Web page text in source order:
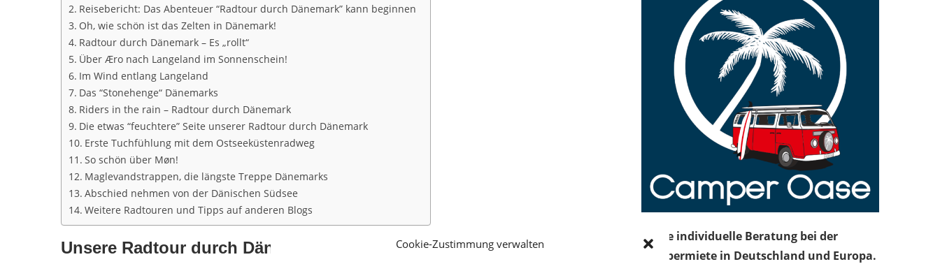
Cookie-Zustimmung verwalten
Reisebericht: Das Abenteuer “Radtour durch Dänemark” kann beginnen
Oh, wie schön ist das Zelten in Dänemark!
Radtour durch Dänemark – Es „rollt“
Über Æro nach Langeland im Sonnenschein!
Im Wind entlang Langeland
Das “Stonehenge“ Dänemarks
Riders in the rain – Radtour durch Dänemark
Die etwas “feuchtere” Seite unserer Radtour durch Dänemark
Erste Tuchfühlung mit dem Ostseeküstenradweg
So schön über Møn!
Maglevandstrappen, die längste Treppe Dänemarks
Abschied nehmen von der Dänischen Südsee
Weitere Radtouren und Tipps auf anderen Blogs
Unsere Radtour durch Dänemark auf Komoot
Deine individuelle Beratung bei der
Campermiete in Deutschland und Europa.